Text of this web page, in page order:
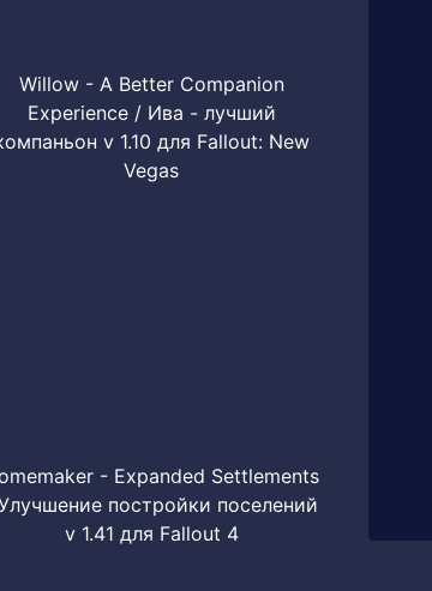
Willow - A Better Companion
Experience / Ива - лучший
v 1.10 для Fallout: New
Vegas
- Expanded Settlements
постройки поселений
v 1.41 для Fallout 4